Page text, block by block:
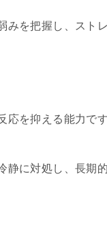
みを把握し、スト
を抑える能力です
静に対処し、長期